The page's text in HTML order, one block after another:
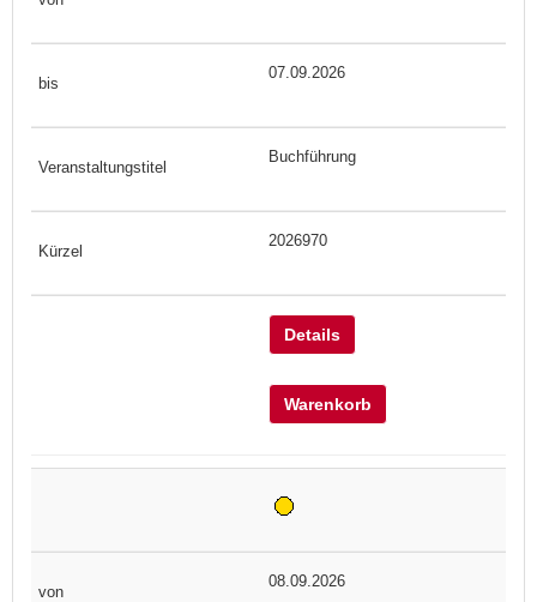
07.09.2026
Buchführung
2026970
Details
Warenkorb
08.09.2026